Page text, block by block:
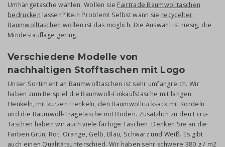
Umhängetasche wählen. Wollen sie Fairtrade Baumwolltaschen
bedrucken lassen? Kein Problem! Selbst wann sie recycelter
Baumwolltaschen wollen ist das möglich. Die Auswahl ist riesig, die
Mindestauflage gering.
Verschiedene Modelle von
nachhaltigen Stofftaschen mit Logo
Unser Sortiment an Baumwolltaschen ist sehr umfangreich. Wir
haben zum Beispiel die Baumwoll-Einkaufstasche mit langen
Henkeln, mit kurzen Henkeln, den Baumwollrucksack mit Kordeln
und die Baumwoll-Tragetasche mit Boden. Zusätzlich zu den Ecru-
Taschen haben wir auch viele farbige Taschen. Denken Sie an die
Farben Grün, Rot, Orange, Gelb, Blau, Schwarz und Weiß. Es gibt
auch einen Qualitätsunterschied. Wir haben sehr schwere 380 g / m2